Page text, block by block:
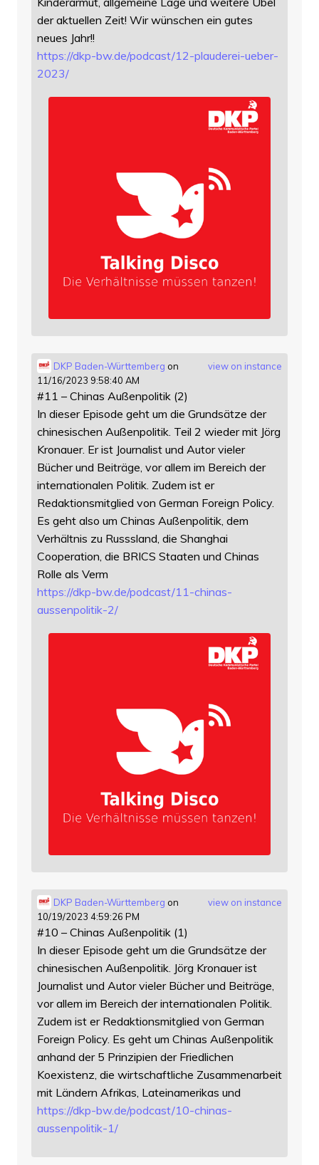
der aktuellen Zeit! Wir wünschen ein gutes
neues Jahr!!
https://dkp-bw.de/podcast/12-plauderei-ueber-
2023/
view on instance
DKP Baden-Württemberg on
11/16/2023 9:58:40 AM
#11 – Chinas Außenpolitik (2)
In dieser Episode geht um die Grundsätze der
chinesischen Außenpolitik. Teil 2 wieder mit Jörg
Kronauer. Er ist Journalist und Autor vieler
Bücher und Beiträge, vor allem im Bereich der
internationalen Politik. Zudem ist er
Redaktionsmitglied von German Foreign Policy.
Es geht also um Chinas Außenpolitik, dem
Verhältnis zu Russsland, die Shanghai
Cooperation, die BRICS Staaten und Chinas
Rolle als Verm
https://dkp-bw.de/podcast/11-chinas-
aussenpolitik-2/
view on instance
DKP Baden-Württemberg on
10/19/2023 4:59:26 PM
#10 – Chinas Außenpolitik (1)
In dieser Episode geht um die Grundsätze der
chinesischen Außenpolitik. Jörg Kronauer ist
Journalist und Autor vieler Bücher und Beiträge,
vor allem im Bereich der internationalen Politik.
Zudem ist er Redaktionsmitglied von German
Foreign Policy. Es geht um Chinas Außenpolitik
anhand der 5 Prinzipien der Friedlichen
Koexistenz, die wirtschaftliche Zusammenarbeit
mit Ländern Afrikas, Lateinamerikas und
https://dkp-bw.de/podcast/10-chinas-
aussenpolitik-1/